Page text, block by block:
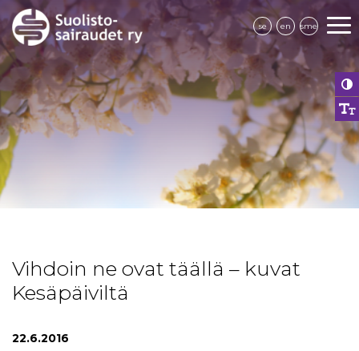
se en sme
Vihdoin ne ovat täällä – kuvat
Kesäpäiviltä
22.6.2016